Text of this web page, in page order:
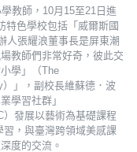
教師，10月15至21日進
特色學校包括「威爾斯國
人張耀浪董事長是屏東潮
教師們非常好奇，彼此交
學」（The
」，副校長維蘇德．波
學習社群」
）發展以藝術為基礎課程
習，與臺灣跨領域美感課
度的交流。